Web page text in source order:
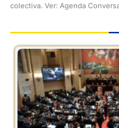
colectiva. Ver: Agenda